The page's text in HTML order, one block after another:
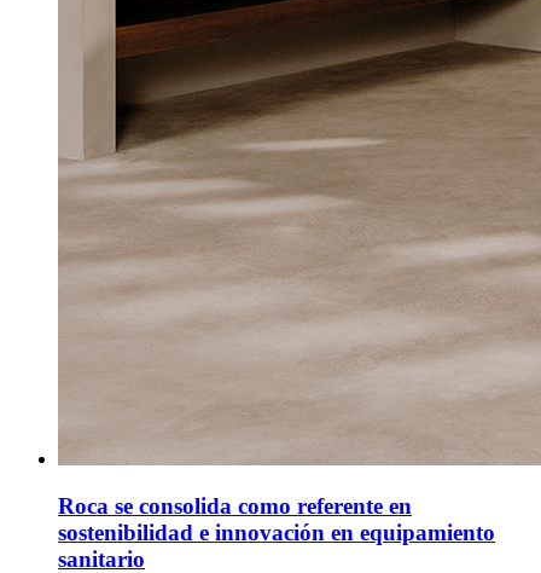
Roca se consolida como referente en
sostenibilidad e innovación en equipamiento
sanitario